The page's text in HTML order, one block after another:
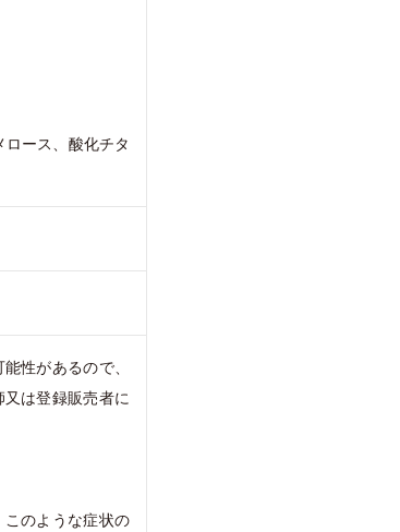
ース、酸化チタ
性があるので、
は登録販売者に
このような症状の